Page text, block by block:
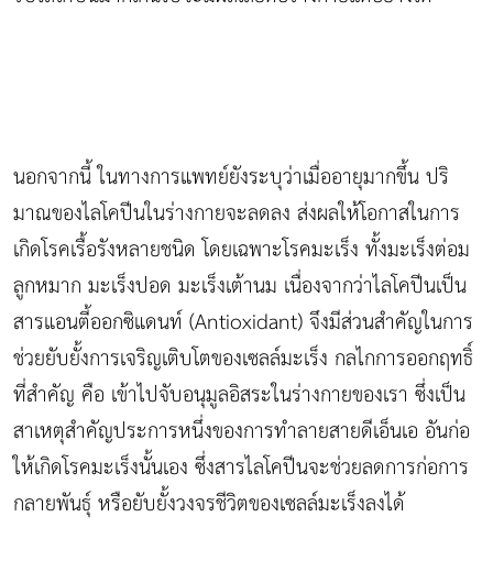
นอกจากนี้ ในทางการแพทย์ยังระบุว่าเมื่ออายุมากขึ้น ปริ
มาณของไลโคปีนในร่างกายจะลดลง ส่งผลให้โอกาสในการ
เกิดโรคเรื้อรังหลายชนิด โดยเฉพาะโรคมะเร็ง ทั้งมะเร็งต่อม
ลูกหมาก มะเร็งปอด มะเร็งเต้านม เนื่องจากว่าไลโคปีนเป็น
สารแอนตี้ออกซิแดนท์ (Antioxidant) จึงมีส่วนสำคัญในการ
ช่วยยับยั้งการเจริญเติบโตของเซลล์มะเร็ง กลไกการออกฤทธิ์
ที่สำคัญ คือ เข้าไปจับอนุมูลอิสระในร่างกายของเรา ซึ่งเป็น
สาเหตุสำคัญประการหนึ่งของการทำลายสายดีเอ็นเอ อันก่อ
ให้เกิดโรคมะเร็งนั้นเอง ซึ่งสารไลโคปีนจะช่วยลดการก่อการ
กลายพันธุ์ หรือยับยั้งวงจรชีวิตของเซลล์มะเร็งลงได้